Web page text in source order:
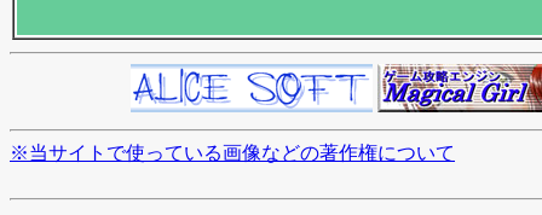
※当サイトで使っている画像などの著作権について